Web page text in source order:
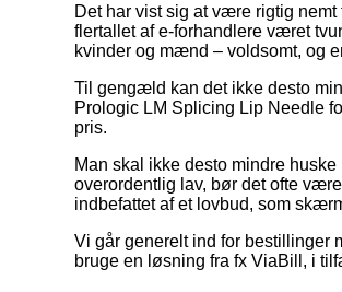
Det har vist sig at være rigtig
flertallet af e-forhandlere været
kvinder og mænd – voldsomt, og
Til gengæld kan det ikke desto
Prologic LM Splicing Lip Needle
pris.
Man skal ikke desto mindre
overordentlig lav, bør det ofte
indbefattet af et lovbud, som
Vi går generelt ind for bestillinger
bruge en løsning fra fx ViaBill, i